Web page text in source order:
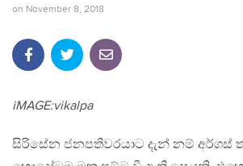
on November 8, 2018
iMAGE:vikalpa
සිරිසේන ජනපතිවරයාට දැන් නම් අර්ශස්